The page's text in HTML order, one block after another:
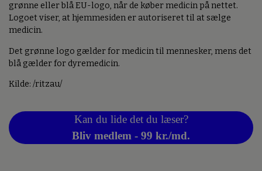
grønne eller blå EU-logo, når de køber medicin på nettet.
Logoet viser, at hjemmesiden er autoriseret til at sælge
medicin.
Det grønne logo gælder for medicin til mennesker, mens det
blå gælder for dyremedicin.
Kilde: /ritzau/
Kan du lide det du læser?
Bliv medlem - 99 kr./md.